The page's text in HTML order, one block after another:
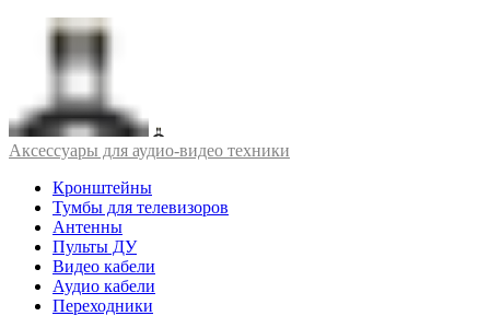
Аксессуары для аудио-видео техники
Кронштейны
Тумбы для телевизоров
Антенны
Пульты ДУ
Видео кабели
Аудио кабели
Переходники